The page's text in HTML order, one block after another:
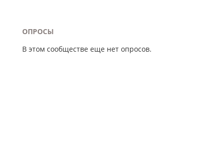
ОПРОСЫ
В этом сообществе еще нет опросов.